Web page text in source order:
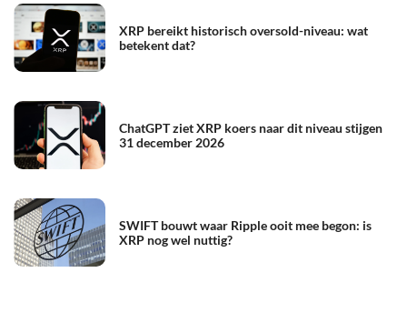
XRP bereikt historisch oversold-niveau: wat
betekent dat?
ChatGPT ziet XRP koers naar dit niveau stijgen
31 december 2026
SWIFT bouwt waar Ripple ooit mee begon: is
XRP nog wel nuttig?